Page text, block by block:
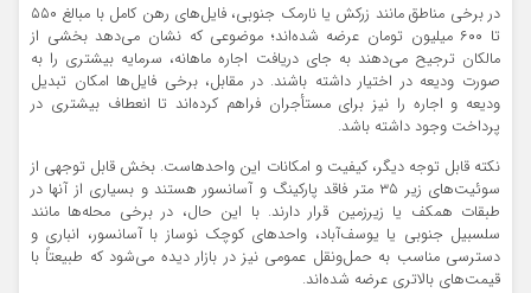
در برخی مناطق مانند زرکش یا نارمک جنوبی، فایل‌های رهن کامل با مبالغ ۵۵۰
تا ۶۰۰ میلیون تومان عرضه شده‌اند؛ موضوعی که نشان می‌دهد بخشی از
مالکان ترجیح می‌دهند به جای دریافت اجاره ماهانه، سرمایه بیشتری را به
صورت ودیعه در اختیار داشته باشند. در مقابل، برخی فایل‌ها امکان تبدیل
ودیعه و اجاره را نیز برای مستأجران فراهم کرده‌اند تا انعطاف بیشتری در
پرداخت وجود داشته باشد.
نکته قابل توجه دیگر، کیفیت و امکانات این واحدهاست. بخش قابل توجهی از
سوئیت‌های زیر ۳۵ متر فاقد پارکینگ و آسانسور هستند و بسیاری از آنها در
طبقات همکف یا زیرزمین قرار دارند. با این حال، در برخی محله‌ها مانند
سلسبیل جنوبی یا یوسف‌آباد، واحدهای کوچک نوساز با آسانسور، انباری و
دسترسی مناسب به حمل‌ونقل عمومی نیز در بازار دیده می‌شود که طبیعتاً با
قیمت‌های بالاتری عرضه شده‌اند.